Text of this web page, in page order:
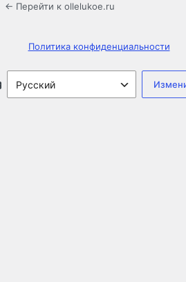
← Перейти к ollelukoe.ru
Политика конфиденциальности
Язык